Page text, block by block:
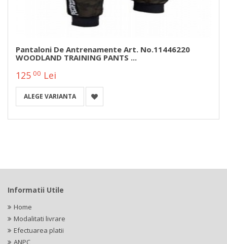
Pantaloni De Antrenamente Art. No.11446220
WOODLAND TRAINING PANTS ...
125 00 Lei
ALEGE VARIANTA
Informatii Utile
Home
Modalitati livrare
Efectuarea platii
ANPC